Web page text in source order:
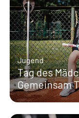
Jugend
Tag des
Gemeinsam